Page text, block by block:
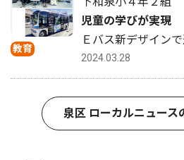
教育
児童の学びが実現
Ｅバス新デザイン
2024.03.28
泉区 ローカルニュース